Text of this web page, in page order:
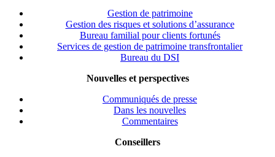
Gestion de patrimoine
Gestion des risques et solutions d’assurance
Bureau familial pour clients fortunés
Services de gestion de patrimoine transfrontalier
Bureau du DSI
Nouvelles et perspectives
Communiqués de presse
Dans les nouvelles
Commentaires
Conseillers